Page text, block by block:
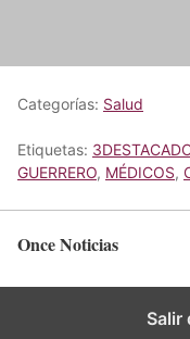
Categorías: Salud
Etiquetas:
GUERRERO, MÉDICOS,
Once Noticias
Salir